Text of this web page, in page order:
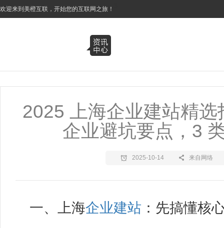
欢迎来到美橙互联，开始您的互联网之旅！
2025 上海企业建站精
企业避坑要点，3
2025-10-14 来自网络
一、上海企业建站 ：先搞懂核